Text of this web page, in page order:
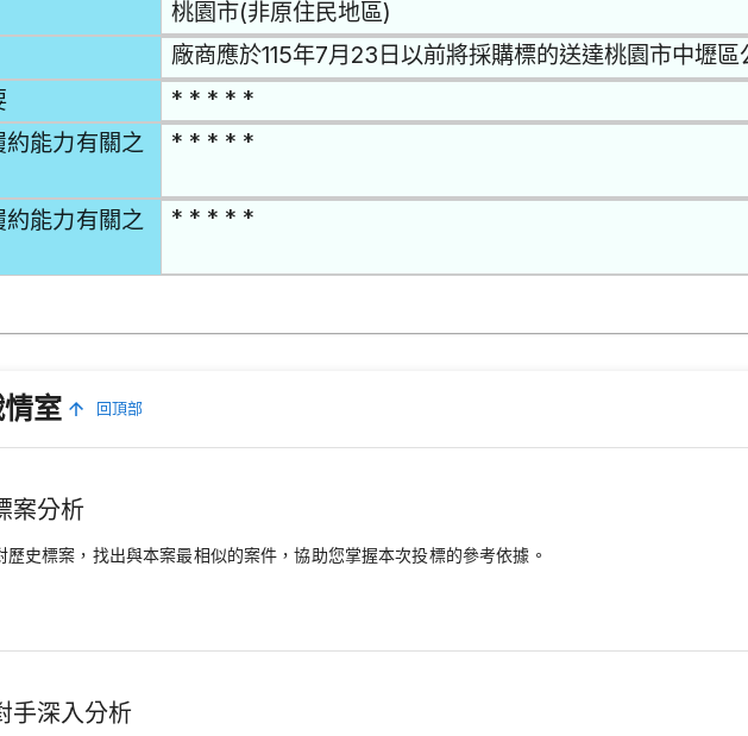
桃園市(非原住民地區)
廠商應於115年7月23日以前將採購標的送達桃園市中壢
* * * * *
約能力有關之
* * * * *
約能力有關之
* * * * *
室 回頂部
案分析
歷史標案，找出與本案最相似的案件，協助您掌握本次投標的參考依據。
手深入分析